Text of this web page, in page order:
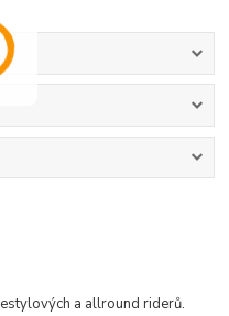
a allround riderů.